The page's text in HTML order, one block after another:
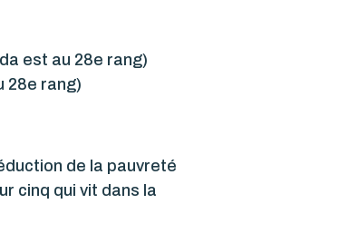
est au 28e rang)
28e rang)
de la pauvreté
cinq qui vit dans la